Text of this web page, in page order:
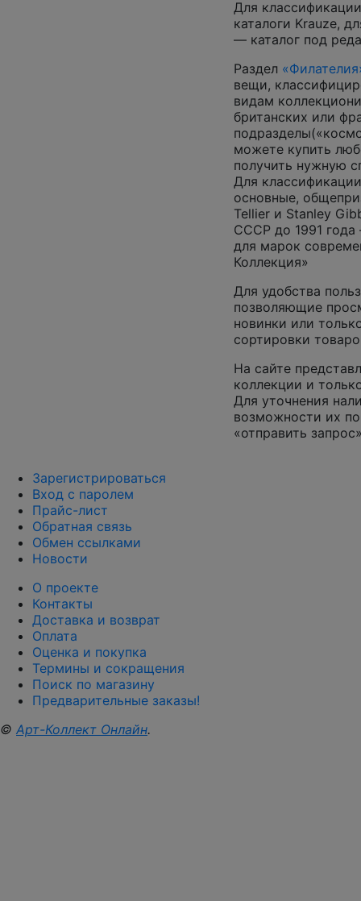
Для
каталоги Krauze,
— каталог под
Раздел
вещи,
видам
британских или
можете купить
получить нужную
Для
основные,
Tellier и Stanley
СССР до 1991
для марок
Коллекция»
Для удобства
позволяющие
новинки или
сортировки
На сайте
коллекции и
Для уточнения
возможности их
«отправить
Зарегистрироваться
Вход с паролем
Прайс-лист
Обратная связь
Обмен ссылками
Новости
О проекте
Контакты
Доставка и возврат
Оплата
Оценка и покупка
Термины и сокращения
Поиск по магазину
Предварительные заказы!
© Арт-Коллект Онлайн.